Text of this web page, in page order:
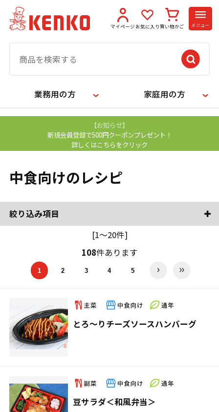
マイページ お気に入り 買い物かご メニュー
業務用の方 家庭用の方
【お知らせ】
新規会員登録で500円クーポンプレゼント！
詳しくはこちらをクリック
中食向けのレシピ
絞り込み項目
[1～20件]
108件あります
1 2 3 4 5
とろ～りチーズソースハンバーグ
豆サラダ＜和風弁当＞